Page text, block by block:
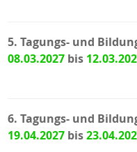
5. Tagungs- und
08.03.2027 bis
6. Tagungs- und
19.04.2027 bis